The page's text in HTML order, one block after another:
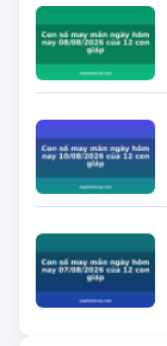
TIN MỚI NHẤT